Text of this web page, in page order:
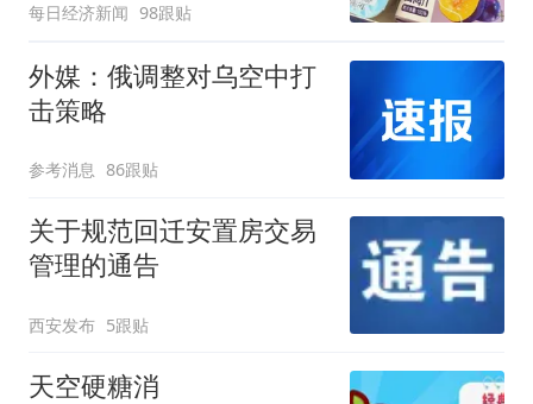
客：机上100多人只有2个
厕所；客服回应：并非每
架飞机都会发放西梅汁
每日经济新闻 98跟贴
外媒：俄调整对乌空中打
击策略
参考消息 86跟贴
关于规范回迁安置房交易
管理的通告
西安发布 5跟贴
天空硬糖消